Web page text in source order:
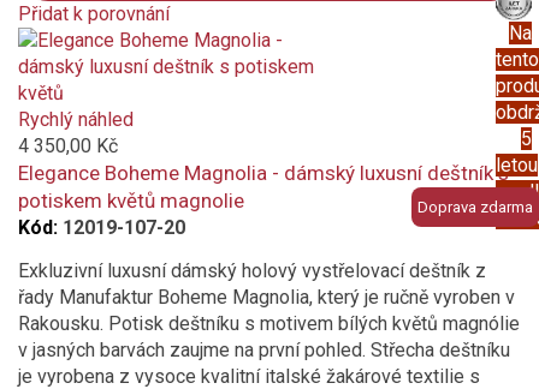
Na
tento
5
letou
Přidat k porovnání
Product
is
added
to
compare
Doprava zdarma
Rychlý náhled
4 350,00 Kč
Elegance Boheme Magnolia - dámský luxusní deštník s
potiskem květů magnolie
Kód: 12019-107-20
Exkluzivní luxusní dámský holový vystřelovací deštník z
řady Manufaktur Boheme Magnolia, který je ručně vyroben v
Rakousku. Potisk deštníku s motivem bílých květů magnólie
v jasných barvách zaujme na první pohled. Střecha deštníku
je vyrobena z vysoce kvalitní italské žakárové textilie s